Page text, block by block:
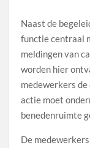
Naast de
functie centraal
meldingen van
worden hier
medewerkers
actie moet
benedenruimte
De